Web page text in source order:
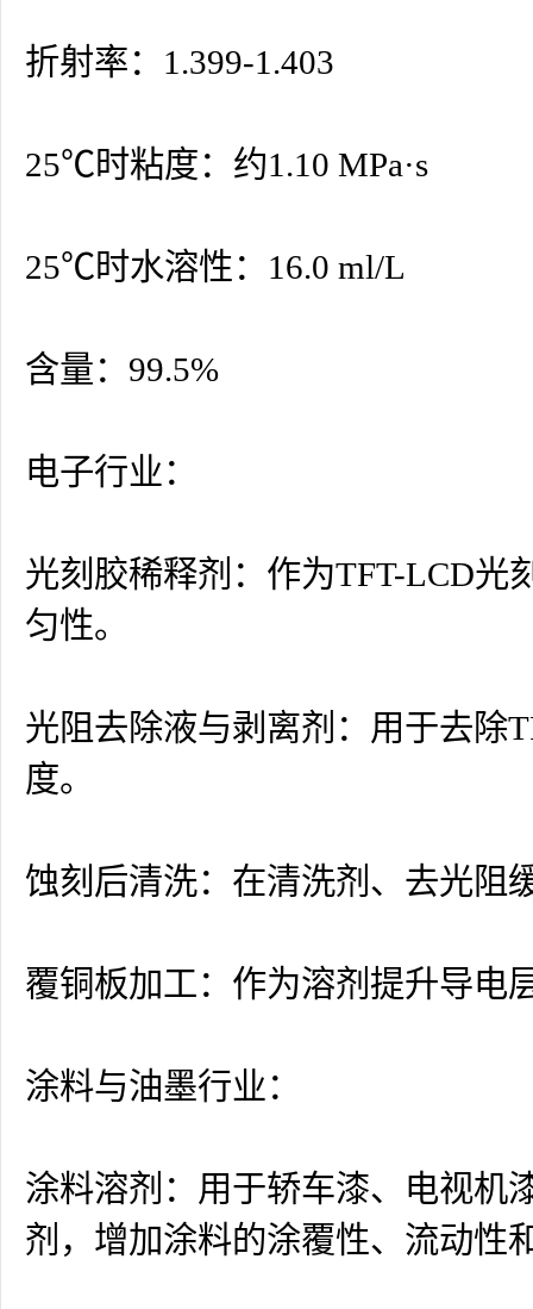
折射率：1.399-1.403
25℃时粘度：约1.10 MPa·s
25℃时水溶性：16.0 ml/L
含量：99.5%
电子行业：
光刻胶稀释剂：作为TFT-LCD光
匀性。
光阻去除液与剥离剂：用于去除
度。
蚀刻后清洗：在清洗剂、去光阻
覆铜板加工：作为溶剂提升导电
涂料与油墨行业：
涂料溶剂：用于轿车漆、电视机
剂，增加涂料的涂覆性、流动性